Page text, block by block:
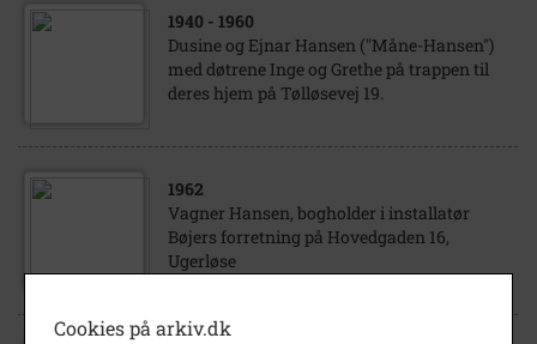
1940 - 1960
Dusine og Ejnar Hansen ("Måne-Hansen")
med døtrene Inge og Grethe på trappen til
deres hjem på Tølløsevej 19.
1962
Vagner Hansen, bogholder i installatør
Bøjers forretning på Hovedgaden 16,
Ugerløse
Cookies på arkiv.dk